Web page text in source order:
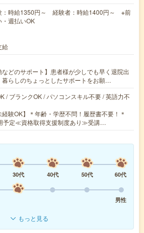
：時給1350円～ 経験者：時給1400円～ ※前
週払いOK
給
などのサポート】患者様が少しでも早く退院出
暮らしのちょっとしたサポートをお願…
/ ブランクOK / パソコンスキル不要 / 英語力不
経験OK】＊年齢・学歴不問！履歴書不要！＊
予定≪資格取得支援制度あり≫受講…
30代 40代 50代
60代
男性
もっと見る